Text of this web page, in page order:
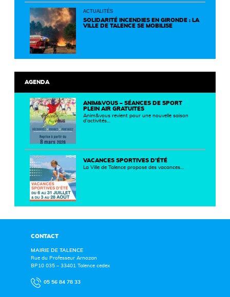
un territoire plus durable et solidaire.
ACTUALITÉS
SOLIDARITÉ INCENDIES EN GIRONDE : LA
VILLE DE TALENCE SE MOBILISE
AGENDA
ANIM&VOUS – SÉANCES DE SPORT
PLEIN AIR GRATUITES
Anim&vous revient pour une nouvelle saison
d’activités…
VACANCES SPORTIVES D’ÉTÉ
La Ville de Talence propose des vacances…
CONTACT
MAIRIE DE TALENCE
Rue du Professeur Arnozan
BP10 035 – 33401 Talence cedex
05 56 84 78 33